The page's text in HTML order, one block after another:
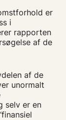
er
i
rapporten
af de
af de
unormalt
selv er en